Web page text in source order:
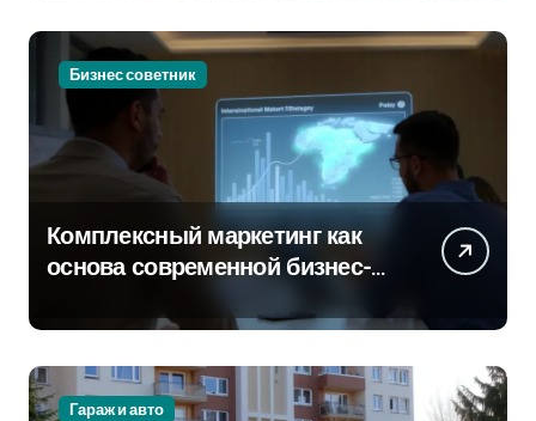
Бизнес советник
Комплексный маркетинг как
основа современной бизнес-
Гараж и авто